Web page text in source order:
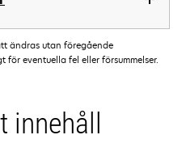
ändras utan föregående
för eventuella fel eller försummelser.
innehåll